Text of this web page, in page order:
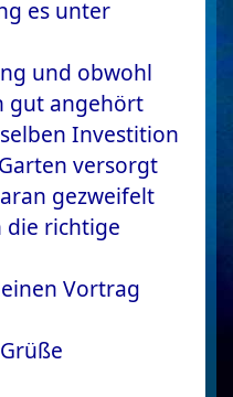
es unter
und obwohl
gut angehört
Investition
versorgt
gezweifelt
die richtige
Vortrag